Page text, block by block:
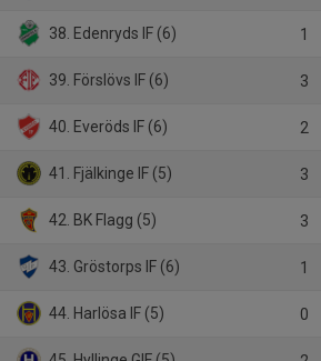
38. Edenryds IF (6) 1
39. Förslövs IF (6) 3
40. Everöds IF (6) 2
41. Fjälkinge IF (5) 3
42. BK Flagg (5) 3
43. Gröstorps IF (6) 1
44. Harlösa IF (5) 0